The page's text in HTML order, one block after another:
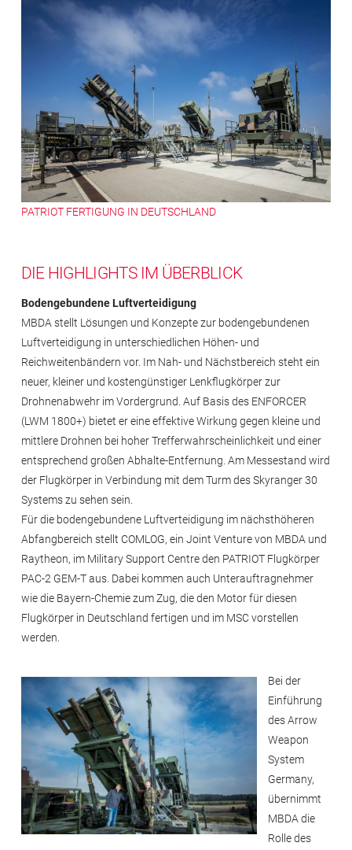
PATRIOT FERTIGUNG IN DEUTSCHLAND
DIE HIGHLIGHTS IM ÜBERBLICK
Bodengebundene Luftverteidigung
MBDA stellt Lösungen und Konzepte zur bodengebundenen
Luftverteidigung in unterschiedlichen Höhen- und
Reichweitenbändern vor. Im Nah- und Nächstbereich steht ein
neuer, kleiner und kostengünstiger Lenkflugkörper zur
Drohnenabwehr im Vordergrund. Auf Basis des ENFORCER
(LWM 1800+) bietet er eine effektive Wirkung gegen kleine und
mittlere Drohnen bei hoher Trefferwahrscheinlichkeit und einer
entsprechend großen Abhalte-Entfernung. Am Messestand wird
der Flugkörper in Verbindung mit dem Turm des Skyranger 30
Systems zu sehen sein.
Für die bodengebundene Luftverteidigung im nächsthöheren
Abfangbereich stellt COMLOG, ein Joint Venture von MBDA und
Raytheon, im Military Support Centre den PATRIOT Flugkörper
PAC-2 GEM-T aus. Dabei kommen auch Unterauftragnehmer
wie die Bayern-Chemie zum Zug, die den Motor für diesen
Flugkörper in Deutschland fertigen und im MSC vorstellen
werden.
Bei der
Einführung
des Arrow
Weapon
System
Germany,
übernimmt
MBDA die
Rolle des